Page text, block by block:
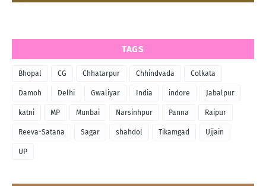
TAGS
Bhopal CG Chhatarpur Chhindvada Colkata
Damoh Delhi Gwaliyar India indore Jabalpur
katni MP Munbai Narsinhpur Panna Raipur
Reeva-Satana Sagar shahdol Tikamgad Ujjain
UP